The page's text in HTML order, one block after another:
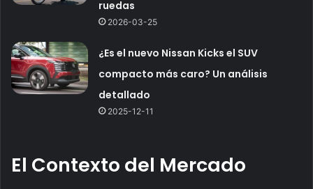
ruedas
2026-03-25
¿Es el nuevo Nissan Kicks el SUV
compacto más caro? Un análisis
detallado
2025-12-11
El Contexto del Mercado